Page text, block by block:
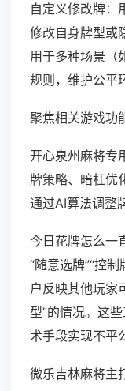
自定义修改牌：
修改自身牌型或
用于多种场景（
规则，维护公平
聚焦相关游戏功
开心泉州麻将专
牌策略、暗杠优
通过AI算法调整
今日花牌怎么一
“随意选牌”“控
户反映其他玩家
型”的情况。这
术手段实现不平
微乐吉林麻将主